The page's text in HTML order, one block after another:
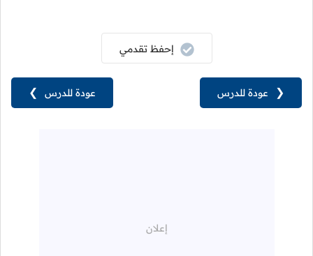
عودة للدرس ❯
إحفظ تقدمي
❮ عودة للدرس